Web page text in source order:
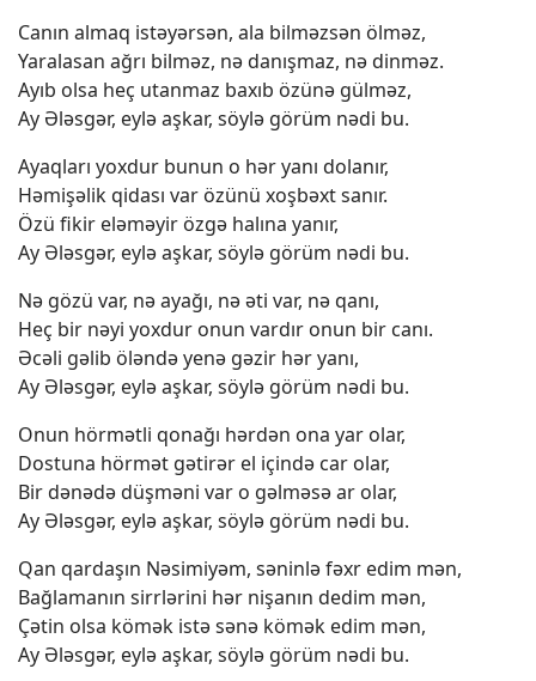
Canın almaq istəyərsən, ala bilməzsən ölməz,
Yaralasan ağrı bilməz, nə danışmaz, nə dinməz.
Ayıb olsa heç utanmaz baxıb özünə gülməz,
Ay Ələsgər, eylə aşkar, söylə görüm nədi bu.
Ayaqları yoxdur bunun o hər yanı dolanır,
Həmişəlik qidası var özünü xoşbəxt sanır.
Özü fikir eləməyir özgə halına yanır,
Ay Ələsgər, eylə aşkar, söylə görüm nədi bu.
Nə gözü var, nə ayağı, nə əti var, nə qanı,
Heç bir nəyi yoxdur onun vardır onun bir canı.
Əcəli gəlib öləndə yenə gəzir hər yanı,
Ay Ələsgər, eylə aşkar, söylə görüm nədi bu.
Onun hörmətli qonağı hərdən ona yar olar,
Dostuna hörmət gətirər el içində car olar,
Bir dənədə düşməni var o gəlməsə ar olar,
Ay Ələsgər, eylə aşkar, söylə görüm nədi bu.
Qan qardaşın Nəsimiyəm, səninlə fəxr edim mən,
Bağlamanın sirrlərini hər nişanın dedim mən,
Çətin olsa kömək istə sənə kömək edim mən,
Ay Ələsgər, eylə aşkar, söylə görüm nədi bu.